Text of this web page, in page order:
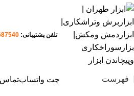
تلفن پشتیبانی:
فهرست چت واتساپتماس